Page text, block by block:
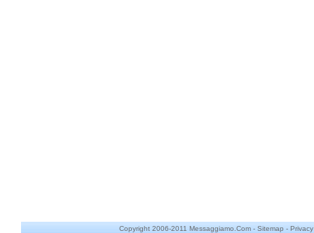
Copyright 2006-2011 Messaggiamo.Com - Sitemap - Privacy